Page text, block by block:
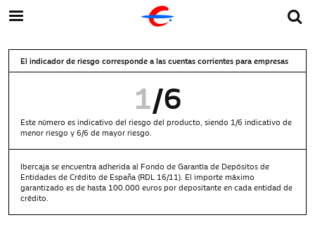
El indicador de riesgo corresponde a las cuentas corrientes para empresas
1/6
Este número es indicativo del riesgo del producto, siendo 1/6 indicativo de
menor riesgo y 6/6 de mayor riesgo.
Ibercaja se encuentra adherida al Fondo de Garantía de Depósitos de
Entidades de Crédito de España (RDL 16/11). El importe máximo
garantizado es de hasta 100.000 euros por depositante en cada entidad de
crédito.